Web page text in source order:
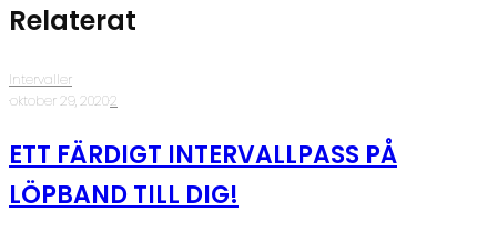
Relaterat
Intervaller
·oktober 29, 2020·2
ETT FÄRDIGT INTERVALLPASS PÅ
LÖPBAND TILL DIG!